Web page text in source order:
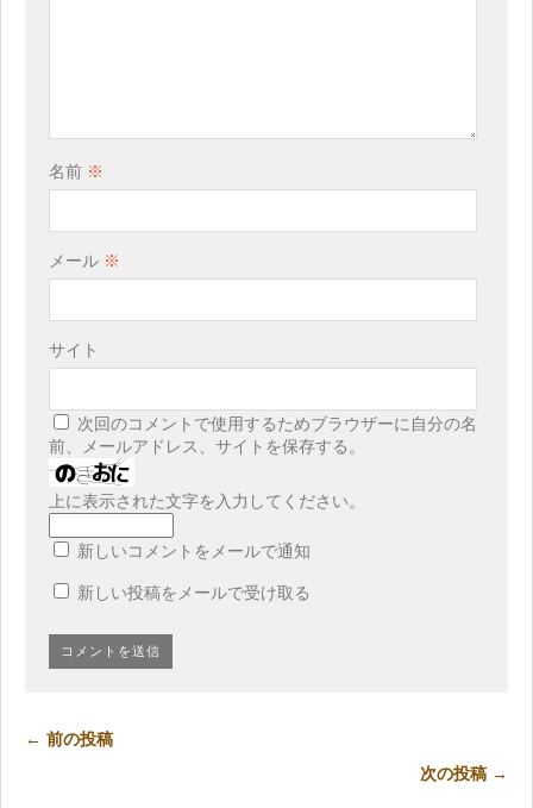
名前 ※
メール ※
サイト
次回のコメントで使用するためブラウザーに自分の名
前、メールアドレス、サイトを保存する。
上に表示された文字を入力してください。
新しいコメントをメールで通知
新しい投稿をメールで受け取る
← 前の投稿
次の投稿 →